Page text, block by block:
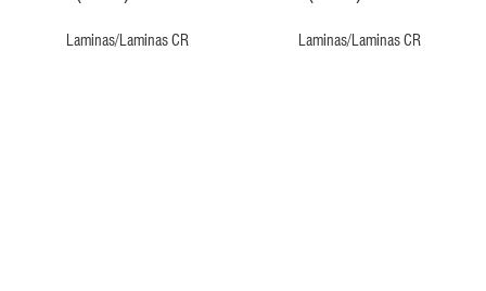
Laminas/Laminas CR Laminas/Laminas CR